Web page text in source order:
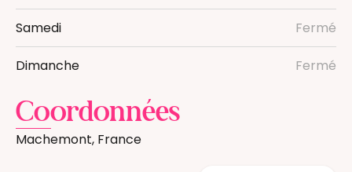
Samedi Fermé
Dimanche Fermé
Coordonnées
Machemont, France